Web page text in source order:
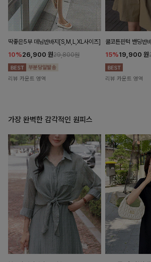
딱좋은5부 데님반바지[S,M,L,XL사이즈]
10%26,900 원29,800원
리뷰 카운트 영역
쿨코튼핀턱 밴딩반
15%19,900 원
리뷰 카운트 영역
가장 완벽한 감각적인 원피스